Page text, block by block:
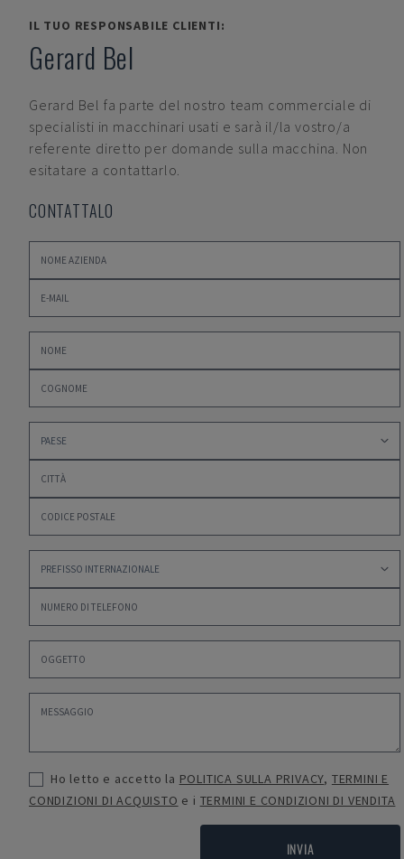
IL TUO RESPONSABILE CLIENTI:
Gerard Bel
Gerard Bel fa parte del nostro team commerciale di
specialisti in macchinari usati e sarà il/la vostro/a
referente diretto per domande sulla macchina. Non
esitatare a contattarlo.
CONTATTALO
Ho letto e accetto la POLITICA SULLA PRIVACY, TERMINI E
CONDIZIONI DI ACQUISTO e i TERMINI E CONDIZIONI DI VENDITA
INVIA